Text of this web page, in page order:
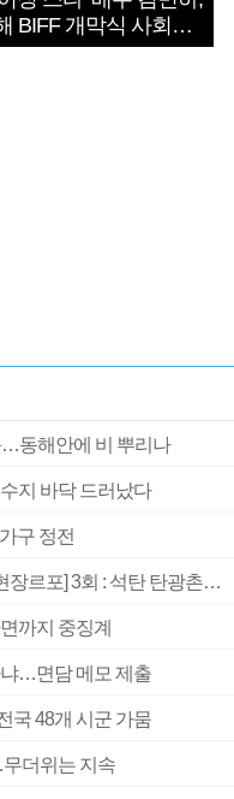
BIFF 개막식 사회자
…동해안에 비 뿌리나
지 바닥 드러났다
구 정전
[2026 부산청소년극지체험탐험대 현장르포] 3회 : 석탄 탄광촌에서 북극 연구의 중심지로
까지 중징계
냐…면담 메모 제출
국 48개 시군 가뭄
무더위는 지속